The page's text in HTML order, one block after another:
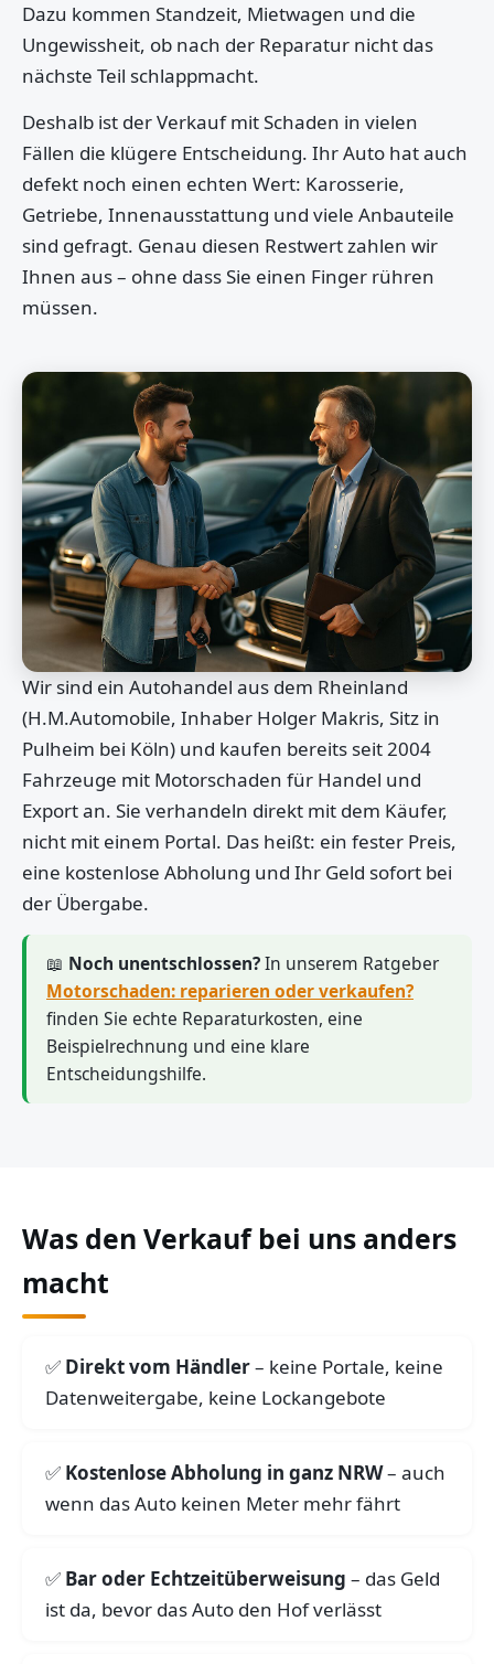
Dazu kommen Standzeit, Mietwagen und die
Ungewissheit, ob nach der Reparatur nicht das
nächste Teil schlappmacht.
Deshalb ist der Verkauf mit Schaden in vielen
Fällen die klügere Entscheidung. Ihr Auto hat auch
defekt noch einen echten Wert: Karosserie,
Getriebe, Innenausstattung und viele Anbauteile
sind gefragt. Genau diesen Restwert zahlen wir
Ihnen aus – ohne dass Sie einen Finger rühren
müssen.
Wir sind ein Autohandel aus dem Rheinland
(H.M.Automobile, Inhaber Holger Makris, Sitz in
Pulheim bei Köln) und kaufen bereits seit 2004
Fahrzeuge mit Motorschaden für Handel und
Export an. Sie verhandeln direkt mit dem Käufer,
nicht mit einem Portal. Das heißt: ein fester Preis,
eine kostenlose Abholung und Ihr Geld sofort bei
der Übergabe.
📖 Noch unentschlossen?In unserem Ratgeber
Motorschaden: reparieren oder verkaufen?
finden Sie echte Reparaturkosten, eine
Beispielrechnung und eine klare
Entscheidungshilfe.
Was den Verkauf bei uns anders
macht
Direkt vom Händler– keine Portale, keine
Datenweitergabe, keine Lockangebote
Kostenlose Abholung in ganz NRW– auch
wenn das Auto keinen Meter mehr fährt
Bar oder Echtzeitüberweisung – das Geld
ist da, bevor das Auto den Hof verlässt